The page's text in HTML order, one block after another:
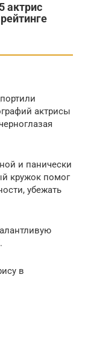
актрис
актрисы
и панически
кружок помог
убежать
в